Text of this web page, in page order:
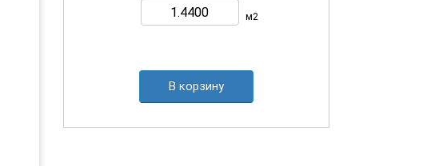
м2
В корзину